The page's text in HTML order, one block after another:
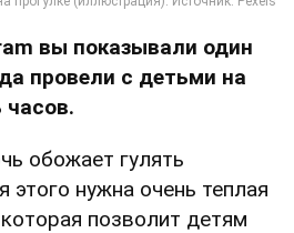
вы показывали один
провели с детьми на
обожает гулять
этого нужна очень теплая
позволит детям